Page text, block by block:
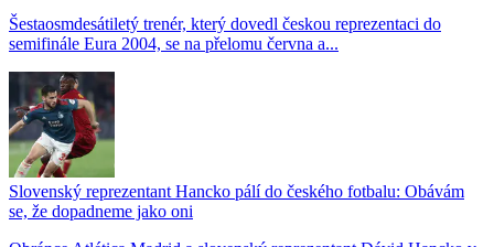
Šestaosmdesátiletý trenér, který dovedl českou reprezentaci do
semifinále Eura 2004, se na přelomu června a...
Slovenský reprezentant Hancko pálí do českého fotbalu: Obávám
se, že dopadneme jako oni